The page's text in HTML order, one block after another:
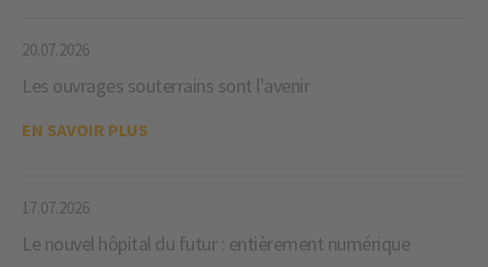
20.07.2026
Les ouvrages souterrains sont l'avenir
EN SAVOIR PLUS
17.07.2026
Le nouvel hôpital du futur : entièrement numérique